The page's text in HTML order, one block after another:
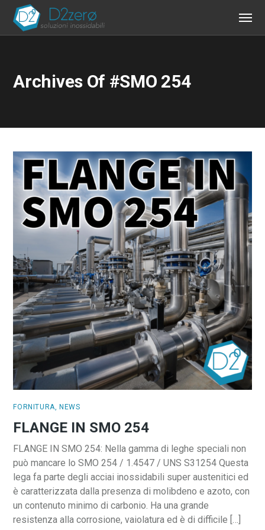
Archives Of #SMO 254
FORNITURA, NEWS
FLANGE IN SMO 254
FLANGE IN SMO 254: Nella gamma di leghe speciali non
può mancare lo SMO 254 / 1.4547 / UNS S31254 Questa
lega fa parte degli acciai inossidabili super austenitici ed
è caratterizzata dalla presenza di molibdeno e azoto, con
un contenuto minimo di carbonio. Ha una grande
resistenza alla corrosione, vaiolatura ed è di difficile […]